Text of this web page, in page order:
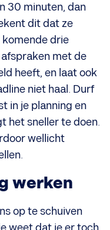
30 minuten, dan
dit dat ze
drie
met de
heeft, en laat ook
niet haal. Durf
in je planning en
het sneller te doen.
wellicht
werken
op te schuiven